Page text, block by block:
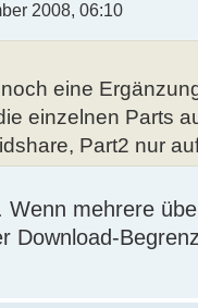
2008, 06:10
eine
einzelnen Parts
Part2 nur
Wenn mehrere
Download-